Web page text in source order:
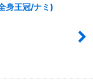
身王冠/ナミ)